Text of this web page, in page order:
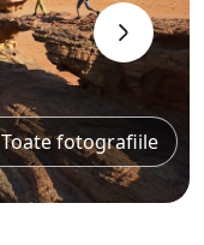
›
Toate fotografiile